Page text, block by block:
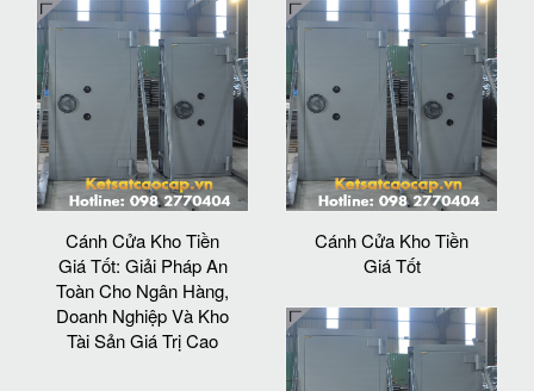
Cánh Cửa Kho Tiền
Giá Tốt: Giải Pháp An
Toàn Cho Ngân Hàng,
Doanh Nghiệp Và Kho
Tài Sản Giá Trị Cao
Cánh Cửa Kho Tiền
Giá Tốt